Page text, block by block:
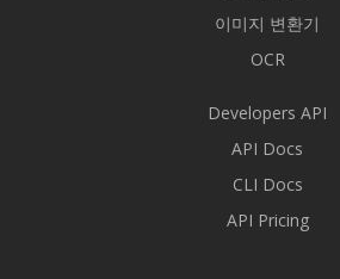
이미지 변환기
OCR
Developers API
API Docs
CLI Docs
API Pricing